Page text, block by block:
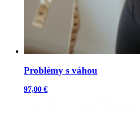
Problémy s váhou
97,00 €